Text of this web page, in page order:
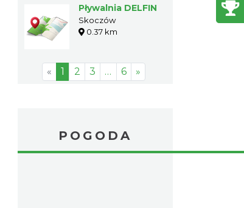
Pływalnia DELFIN
Skoczów
0.37 km
« 1 2 3 … 6 »
POGODA